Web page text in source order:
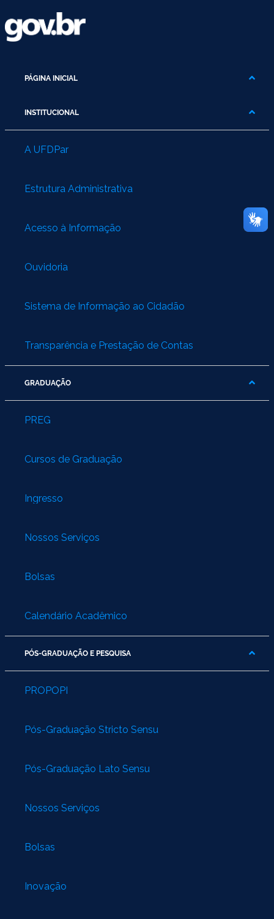
PÁGINA INICIAL
INSTITUCIONAL
A UFDPar
Estrutura Administrativa
Acesso à Informação
Ouvidoria
Sistema de Informação ao Cidadão
Transparência e Prestação de Contas
GRADUAÇÃO
PREG
Cursos de Graduação
Ingresso
Nossos Serviços
Bolsas
Calendário Acadêmico
PÓS-GRADUAÇÃO E PESQUISA
PROPOPI
Pós-Graduação Stricto Sensu
Pós-Graduação Lato Sensu
Nossos Serviços
Bolsas
Inovação